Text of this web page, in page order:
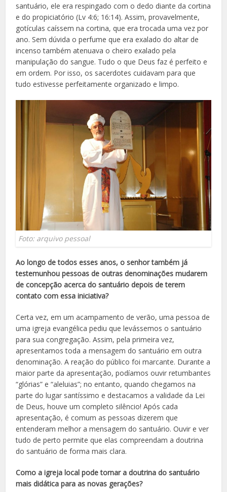
santuário, ele era respingado com o dedo diante da cortina
e do propiciatório (Lv 4:6; 16:14). Assim, provavelmente,
gotículas caíssem na cortina, que era trocada uma vez por
ano. Sem dúvida o perfume que era exalado do altar de
incenso também atenuava o cheiro exalado pela
manipulação do sangue. Tudo o que Deus faz é perfeito e
em ordem. Por isso, os sacerdotes cuidavam para que
tudo estivesse perfeitamente organizado e limpo.
Foto: arquivo pessoal
Ao longo de todos esses anos, o senhor também já
testemunhou pessoas de outras denominações mudarem
de concepção acerca do santuário depois de terem
contato com essa iniciativa?
Certa vez, em um acampamento de verão, uma pessoa de
uma igreja evangélica pediu que levássemos o santuário
para sua congregação. Assim, pela primeira vez,
apresentamos toda a mensagem do santuário em outra
denominação. A reação do público foi marcante. Durante a
maior parte da apresentação, podíamos ouvir retumbantes
“glórias” e “aleluias”; no entanto, quando chegamos na
parte do lugar santíssimo e destacamos a validade da Lei
de Deus, houve um completo silêncio! Após cada
apresentação, é comum as pessoas dizerem que
entenderam melhor a mensagem do santuário. Ouvir e ver
tudo de perto permite que elas compreendam a doutrina
do santuário de forma mais clara.
Como a igreja local pode tornar a doutrina do santuário
mais didática para as novas gerações?